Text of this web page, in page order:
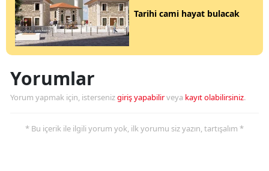
Tarihi cami hayat bulacak
Yorumlar
Yorum yapmak için, istersenizgiriş yapabilirveya kayıt olabilirsiniz.
* Bu içerik ile ilgili yorum yok, ilk yorumu siz yazın, tartışalım *